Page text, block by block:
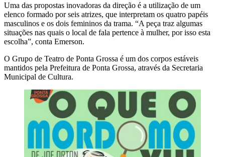
Uma das propostas inovadoras da direção é a utilização de um
elenco formado por seis atrizes, que interpretam os quatro papéis
masculinos e os dois femininos da trama. “A peça traz algumas
situações nas quais o local de fala pertence à mulher, por isso esta
escolha”, conta Emerson.
O Grupo de Teatro de Ponta Grossa é um dos corpos estáveis
mantidos pela Prefeitura de Ponta Grossa, através da Secretaria
Municipal de Cultura.